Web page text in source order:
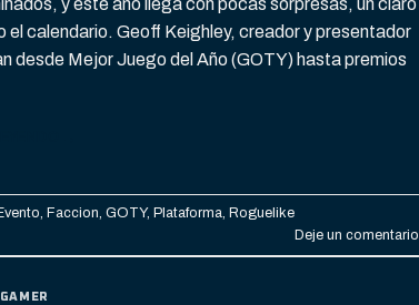
y este año llega con pocas sorpresas, un claro
calendario. Geoff Keighley, creador y presentador
desde Mejor Juego del Año (GOTY) hasta premios
, Faccion, GOTY, Plataforma, Roguelike
Deje un comentario